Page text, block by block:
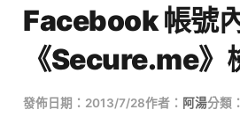
Facebook 帳號
《Secure.me》
發佈日期：2013/7/28作者： 阿湯分類：